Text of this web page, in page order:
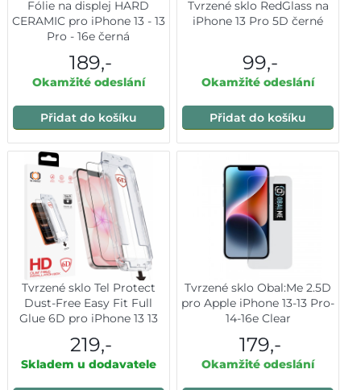
Fólie na displej HARD
CERAMIC pro iPhone 13 - 13
Pro - 16e černá
189,-
Okamžité odeslání
Přidat do košíku
Tvrzené sklo RedGlass na
iPhone 13 Pro 5D černé
99,-
Okamžité odeslání
Přidat do košíku
Tvrzené sklo Tel Protect
Dust-Free Easy Fit Full
Glue 6D pro iPhone 13 13
219,-
Skladem u dodavatele
Tvrzené sklo Obal:Me 2.5D
pro Apple iPhone 13-13 Pro-
14-16e Clear
179,-
Okamžité odeslání